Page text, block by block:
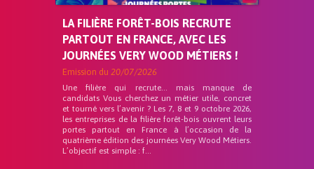
LA FILIÈRE FORÊT-BOIS RECRUTE
PARTOUT EN FRANCE, AVEC LES
JOURNÉES VERY WOOD MÉTIERS !
Emission du 20/07/2026
Une filière qui recrute… mais manque de
candidats Vous cherchez un métier utile, concret
et tourné vers l’avenir ? Les 7, 8 et 9 octobre 2026,
les entreprises de la filière forêt-bois ouvrent leurs
portes partout en France à l’occasion de la
quatrième édition des journées Very Wood Métiers.
L’objectif est simple : f...